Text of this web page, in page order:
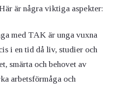
är några viktiga aspekter:
med TAK är unga vuxna
i en tid då liv, studier och
smärta och behovet av
arbetsförmåga och